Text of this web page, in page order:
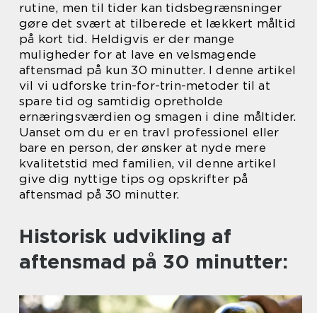
rutine, men til tider kan tidsbegrænsninger
gøre det svært at tilberede et lækkert måltid
på kort tid. Heldigvis er der mange
muligheder for at lave en velsmagende
aftensmad på kun 30 minutter. I denne artikel
vil vi udforske trin-for-trin-metoder til at
spare tid og samtidig opretholde
ernæringsværdien og smagen i dine måltider.
Uanset om du er en travl professionel eller
bare en person, der ønsker at nyde mere
kvalitetstid med familien, vil denne artikel
give dig nyttige tips og opskrifter på
aftensmad på 30 minutter.
Historisk udvikling af
aftensmad på 30 minutter: